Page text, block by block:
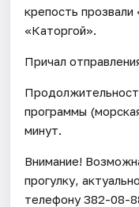
крепость
«Каторгой».
Причал
программы
минут.
Внимание!
прогулку,
телефону 382-08-